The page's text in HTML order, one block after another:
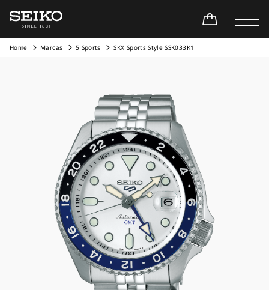
Home Marcas 5 Sports SKX Sports Style SSK033K1